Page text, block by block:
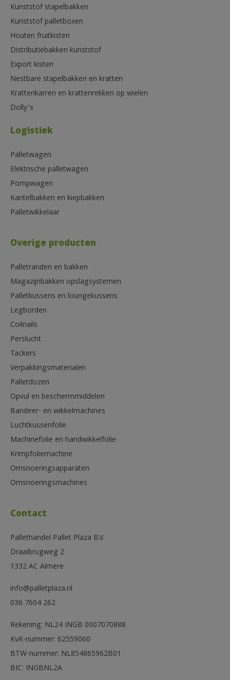
Kunststof stapelbakken
Kunststof palletboxen
Houten fruitkisten
Distributiebakken kunststof
Export kisten
Nestbare stapelbakken en kratten
Krattenkarren en krattenrekken op wielen
Dolly’s
Logistiek
Palletwagen
Elektrische palletwagen
Pompwagen
Kantelbakken en kiepbakken
Palletwikkelaar
Overige producten
Palletranden en bakken
Magazijnbakken opslagsystemen
Palletkussens en loungekussens
Legborden
Coilnails
Perslucht
Tackers
Verpakkingsmaterialen
Palletdozen
Opvul en beschermmiddelen
Bandeer- en wikkelmachines
Luchtkussenfolie
Machinefolie en handwikkelfolie
Krimpfoliemachine
Omsnoeringsapparaten
Omsnoeringsmachines
Contact
Pallethandel Pallet Plaza B.V.
Draaibrugweg 2
1332 AC Almere
info@palletplaza.nl
036 7604 262
Rekening: NL24 INGB 0007070888
KvK-nummer: 62559060
BTW-nummer: NL854865962B01
BIC: INGBNL2A